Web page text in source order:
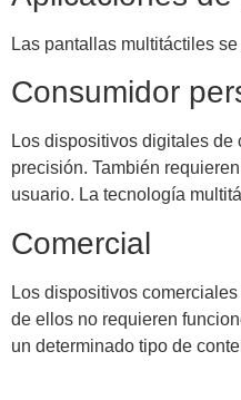
Las pantallas multitáctiles
Consumidor
Los dispositivos digitales
precisión. También
usuario. La tecnología
Comercial
Los dispositivos
de ellos no requieren
un determinado tipo de